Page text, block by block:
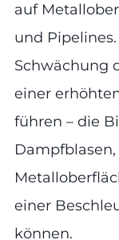
auf
und
Schwächung
einer
führen – die
einer
können.